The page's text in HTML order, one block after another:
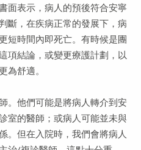
面表示，病人的預後符合安寧
斷，在疾病正常的發展下，病
短時間內即死亡。有時候是團
項結論，或變更療護計劃，以
為舒適。
。他們可能是將病人轉介到安
室的醫師；或病人可能並未與
。但在入院時，我們會將病人